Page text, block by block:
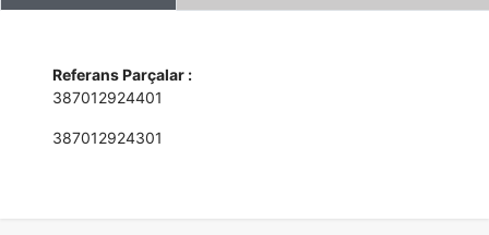
Referans Parçalar :
387012924401
387012924301